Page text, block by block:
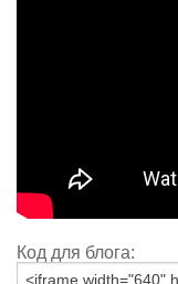
Код для блога: